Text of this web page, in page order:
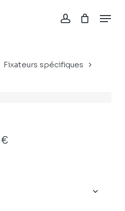
account
Menu
Close
Fixateurs spécifiques
€Plage